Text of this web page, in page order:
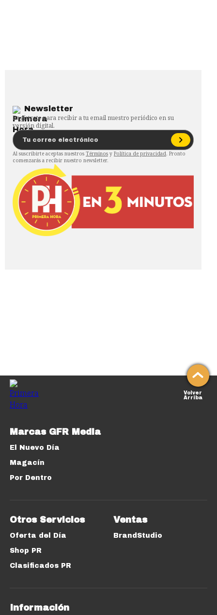
Newsletter
Regístrate para recibir a tu email nuestro periódico en su
versión digital.
Al suscribirte aceptas nuestros Términos y Política de privacidad. Pronto
comenzarás a recibir nuestro newsletter.
Volver
Arriba
Marcas GFR Media
El Nuevo Día
Magacín
Por Dentro
Otros Servicios
Oferta del Día
Shop PR
Clasificados PR
Ventas
BrandStudio
Información